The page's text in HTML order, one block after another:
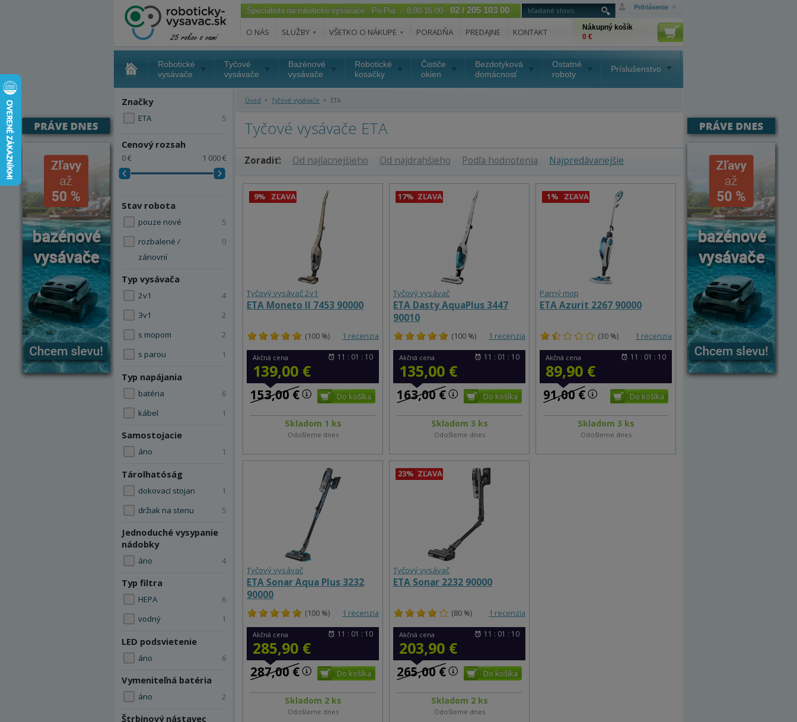
Prihlásenie
Špecialista na robotické vysávače Po-Pia - 8:00-16:00 02 / 205 103 00
O NÁS SLUŽBY VŠETKO O NÁKUPE PORADŇA PREDAJNE KONTAKT
Nákupný košík
0 €
Robotické
vysávače
Tyčové
vysávače
Bazénové
vysávače
Robotické
kosačky
Čističe
okien
Bezdotyková
domácnosť
Ostatné
roboty
Príslušenstvo
Značky
ETA 5
Cenový rozsah
0 € 1 000 €
Stav robota
pouze nové
5
rozbalené /
zánovní
0
Typ vysávača
2v1
4
3v1
2
s mopom
2
s parou
1
Typ napájania
batéria
6
kábel
1
Samostojacie
áno 1
Tárolhatóság
dokovací stojan
1
držiak na stenu
5
Jednoduché vysypanie
nádobky
áno 4
Typ filtra
HEPA
6
vodný
1
LED podsvietenie
áno 6
Vymeniteľná batéria
áno 2
Štrbinový nástavec
Úvod » Tyčové vysávače » ETA
Tyčové vysávače ETA
Zoradiť: Od najlacnejšieho Od najdrahšieho Podľa hodnotenia Najpredávanejšie
9% ZĽAVA
Tyčový vysávač 2v1
ETA Moneto II 7453 90000
(100 %) 1 recenzia
Akčná cena
139,00 €
11 : 01 : 10
153,00 €
Skladom 1 ks
Odošleme dnes
17% ZĽAVA
Tyčový vysávač
ETA Dasty AquaPlus 3447
90010
(100 %) 1 recenzia
Akčná cena
135,00 €
11 : 01 : 10
163,00 €
Skladom 3 ks
Odošleme dnes
1% ZĽAVA
Parný mop
ETA Azurit 2267 90000
(30 %) 1 recenzia
Akčná cena
89,90 €
11 : 01 : 10
91,00 €
Skladom 3 ks
Odošleme dnes
Tyčový vysávač
ETA Sonar Aqua Plus 3232
90000
(100 %) 1 recenzia
Akčná cena
285,90 €
11 : 01 : 10
287,00 €
Skladom 2 ks
Odošleme dnes
23% ZĽAVA
Tyčový vysávač
ETA Sonar 2232 90000
(80 %) 1 recenzia
Akčná cena
203,90 €
11 : 01 : 10
265,00 €
Skladom 2 ks
Odošleme dnes